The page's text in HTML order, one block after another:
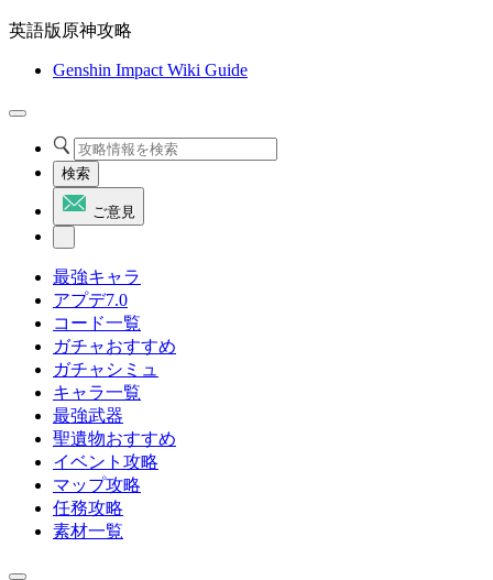
英語版原神攻略
Genshin Impact Wiki Guide
検索
ご意見
最強キャラ
アプデ7.0
コード一覧
ガチャおすすめ
ガチャシミュ
キャラ一覧
最強武器
聖遺物おすすめ
イベント攻略
マップ攻略
任務攻略
素材一覧